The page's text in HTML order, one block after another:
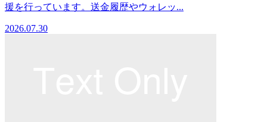
援を行っています。送金履歴やウォレッ...
2026.07.30